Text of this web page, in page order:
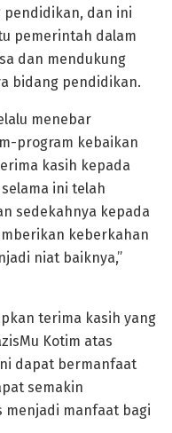
pendidikan, dan ini
pemerintah dalam
dan mendukung
bidang pendidikan.
menebar
program kebaikan
kasih kepada
ini telah
sedekahnya kepada
keberkahan
niat baiknya,”
terima kasih yang
Kotim atas
dapat bermanfaat
semakin
menjadi manfaat bagi